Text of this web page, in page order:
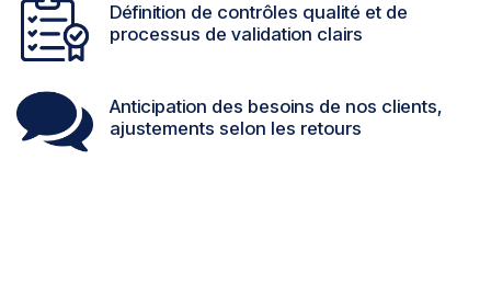
Définition de contrôles qualité et de
processus de validation clairs
Anticipation des besoins de nos clients,
ajustements selon les retours